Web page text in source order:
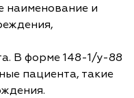
наименование и
В форме 148-1/у-88
пациента, такие